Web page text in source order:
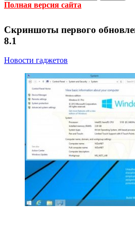
Полная версия сайта
Скриншоты первого
8.1
Новости гаджетов